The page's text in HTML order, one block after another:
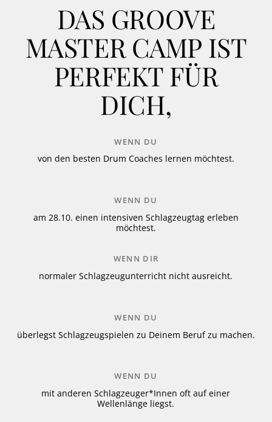
DAS GROOVE
MASTER CAMP IST
PERFEKT FÜR
DICH,
WENN DU
von den besten Drum Coaches lernen möchtest.
WENN DU
am 28.10. einen intensiven Schlagzeugtag erleben
möchtest.
WENN DIR
normaler Schlagzeugunterricht nicht ausreicht.
WENN DU
überlegst Schlagzeugspielen zu Deinem Beruf zu machen.
WENN DU
mit anderen Schlagzeuger*Innen oft auf einer
Wellenlänge liegst.